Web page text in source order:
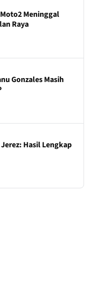
Meninggal
Raya
Gonzales Masih
Hasil Lengkap